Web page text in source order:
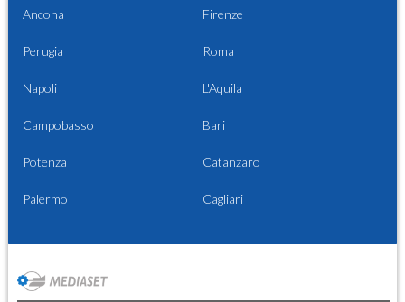
Ancona Firenze
Perugia Roma
Napoli L'Aquila
Campobasso Bari
Potenza Catanzaro
Palermo Cagliari